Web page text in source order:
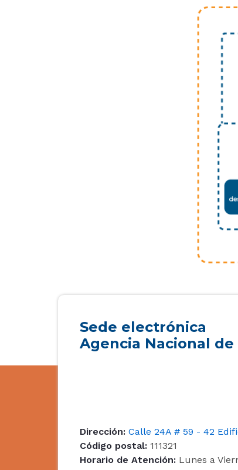
Sede electrónica
Agencia Nacional
Dirección: Calle 24A # 59 - 42
Código postal: 111321
Horario de Atención: Lunes a